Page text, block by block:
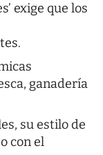
exige que los
ganadería
su estilo de
con el